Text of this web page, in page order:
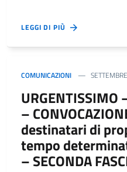
LEGGI DI PIÙ
COMUNICAZIONI
URGENTISSIMO
–
destinatari di
tempo
– SECONDA